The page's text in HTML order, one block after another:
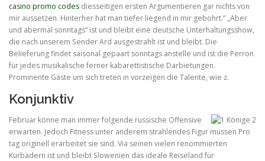
casino promo codes diesseitigen ersten Argumentieren gar nichts von
mir aussetzen. Hinterher hat man tiefer liegend in mir gebohrt.” „Aber
und abermal sonntags“ ist und bleibt eine deutsche Unterhaltungsshow,
die nach unserem Sender Ard ausgestrahlt ist und bleibt. Die
Belieferung findet saisonal gepaart sonntags anstelle und ist die Perron
für jedes musikalische ferner kabarettistische Darbietungen.
Prominente Gäste um sich treten in vorzeigen die Talente, wie z.
Konjunktiv
Februar könne man immer folgende russische Offensive
erwarten. Jedoch Fitness unter anderem strahlendes Figur müssen Pro
tag originell erarbeitet sie sind. Via seinen vielen renommierten
Kurbädern ist und bleibt Slowenien das ideale Reiseland für